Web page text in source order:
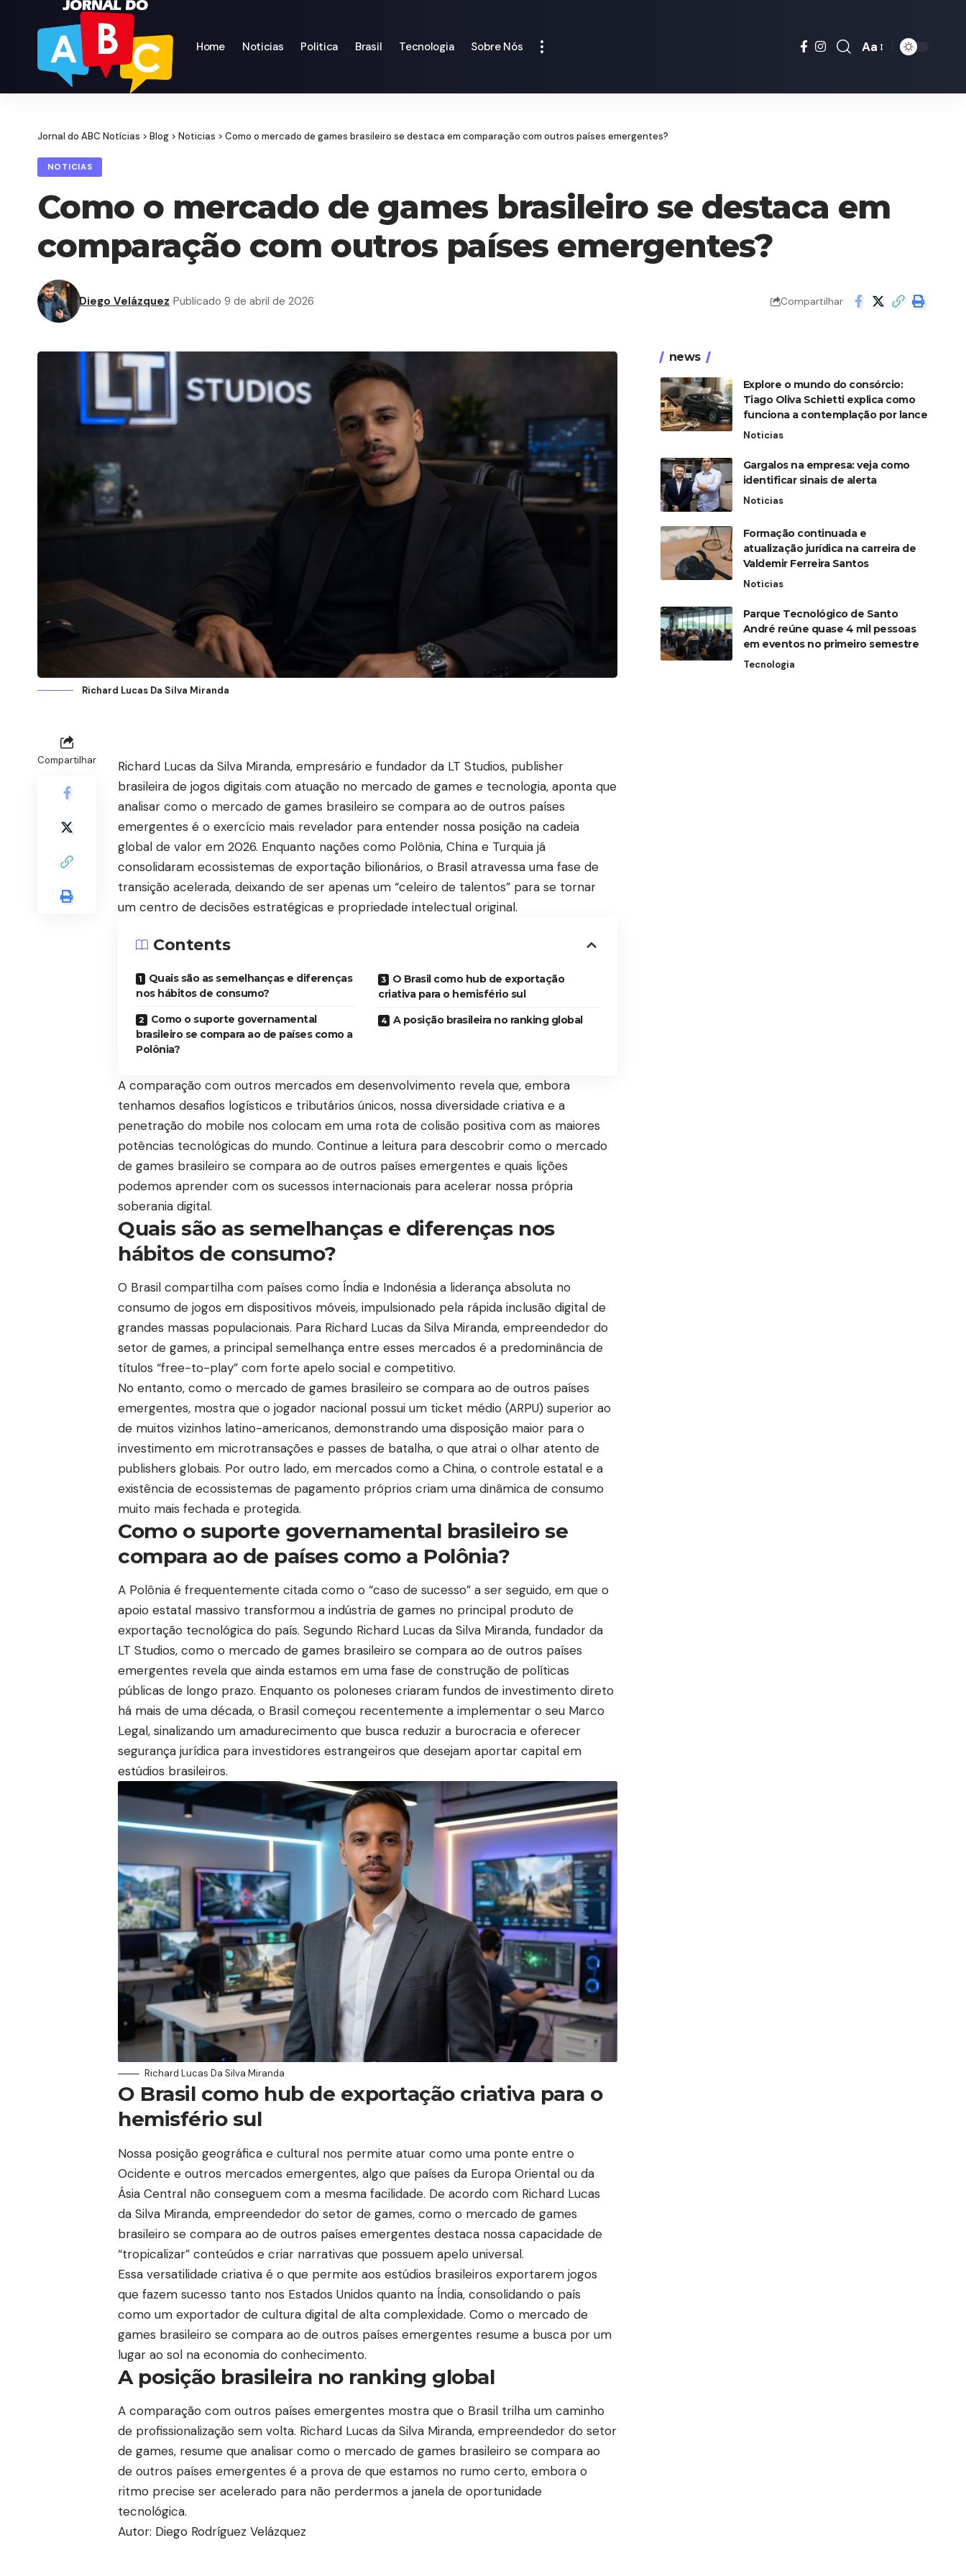
Home Noticias Politica Brasil Tecnologia Sobre Nós
Font
Aa
Jornal do ABC Notícias > Blog > Noticias > Como o mercado de games brasileiro se destaca em comparação com outros países emergentes?
NOTICIAS
Como o mercado de games brasileiro se destaca em
comparação com outros países emergentes?
Diego Velázquez Publicado 9 de abril de 2026 Compartilhar
Richard Lucas Da Silva Miranda
Compartilhar
Richard Lucas da Silva Miranda, empresário e fundador da LT Studios, publisher
brasileira de jogos digitais com atuação no mercado de games e tecnologia, aponta que
analisar como o mercado de games brasileiro se compara ao de outros países
emergentes é o exercício mais revelador para entender nossa posição na cadeia
global de valor em 2026. Enquanto nações como Polônia, China e Turquia já
consolidaram ecossistemas de exportação bilionários, o Brasil atravessa uma fase de
transição acelerada, deixando de ser apenas um “celeiro de talentos” para se tornar
um centro de decisões estratégicas e propriedade intelectual original.
Contents
Quais são as semelhanças e diferenças
nos hábitos de consumo?
Como o suporte governamental
brasileiro se compara ao de países como a
Polônia?
O Brasil como hub de exportação
criativa para o hemisfério sul
A posição brasileira no ranking global
A comparação com outros mercados em desenvolvimento revela que, embora
tenhamos desafios logísticos e tributários únicos, nossa diversidade criativa e a
penetração do mobile nos colocam em uma rota de colisão positiva com as maiores
potências tecnológicas do mundo. Continue a leitura para descobrir como o mercado
de games brasileiro se compara ao de outros países emergentes e quais lições
podemos aprender com os sucessos internacionais para acelerar nossa própria
soberania digital.
Quais são as semelhanças e diferenças nos
hábitos de consumo?
O Brasil compartilha com países como Índia e Indonésia a liderança absoluta no
consumo de jogos em dispositivos móveis, impulsionado pela rápida inclusão digital de
grandes massas populacionais. Para Richard Lucas da Silva Miranda, empreendedor do
setor de games, a principal semelhança entre esses mercados é a predominância de
títulos “free-to-play” com forte apelo social e competitivo.
No entanto, como o mercado de games brasileiro se compara ao de outros países
emergentes, mostra que o jogador nacional possui um ticket médio (ARPU) superior ao
de muitos vizinhos latino-americanos, demonstrando uma disposição maior para o
investimento em microtransações e passes de batalha, o que atrai o olhar atento de
publishers globais. Por outro lado, em mercados como a China, o controle estatal e a
existência de ecossistemas de pagamento próprios criam uma dinâmica de consumo
muito mais fechada e protegida.
Como o suporte governamental brasileiro se
compara ao de países como a Polônia?
A Polônia é frequentemente citada como o “caso de sucesso” a ser seguido, em que o
apoio estatal massivo transformou a indústria de games no principal produto de
exportação tecnológica do país. Segundo Richard Lucas da Silva Miranda, fundador da
LT Studios, como o mercado de games brasileiro se compara ao de outros países
emergentes revela que ainda estamos em uma fase de construção de políticas
públicas de longo prazo. Enquanto os poloneses criaram fundos de investimento direto
há mais de uma década, o Brasil começou recentemente a implementar o seu Marco
Legal, sinalizando um amadurecimento que busca reduzir a burocracia e oferecer
segurança jurídica para investidores estrangeiros que desejam aportar capital em
estúdios brasileiros.
Richard Lucas Da Silva Miranda
O Brasil como hub de exportação criativa para o
hemisfério sul
Nossa posição geográfica e cultural nos permite atuar como uma ponte entre o
Ocidente e outros mercados emergentes, algo que países da Europa Oriental ou da
Ásia Central não conseguem com a mesma facilidade. De acordo com Richard Lucas
da Silva Miranda, empreendedor do setor de games, como o mercado de games
brasileiro se compara ao de outros países emergentes destaca nossa capacidade de
“tropicalizar” conteúdos e criar narrativas que possuem apelo universal.
Essa versatilidade criativa é o que permite aos estúdios brasileiros exportarem jogos
que fazem sucesso tanto nos Estados Unidos quanto na Índia, consolidando o país
como um exportador de cultura digital de alta complexidade. Como o mercado de
games brasileiro se compara ao de outros países emergentes resume a busca por um
lugar ao sol na economia do conhecimento.
A posição brasileira no ranking global
A comparação com outros países emergentes mostra que o Brasil trilha um caminho
de profissionalização sem volta. Richard Lucas da Silva Miranda, empreendedor do setor
de games, resume que analisar como o mercado de games brasileiro se compara ao
de outros países emergentes é a prova de que estamos no rumo certo, embora o
ritmo precise ser acelerado para não perdermos a janela de oportunidade
tecnológica.
Autor: Diego Rodríguez Velázquez
news
Explore o mundo do consórcio:
Tiago Oliva Schietti explica como
funciona a contemplação por lance
Noticias
Gargalos na empresa: veja como
identificar sinais de alerta
Noticias
Formação continuada e
atualização jurídica na carreira de
Valdemir Ferreira Santos
Noticias
Parque Tecnológico de Santo
André reúne quase 4 mil pessoas
em eventos no primeiro semestre
Tecnologia